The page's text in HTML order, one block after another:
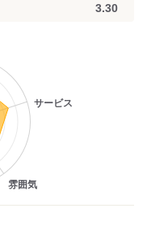
3.30
サービス
雰囲気